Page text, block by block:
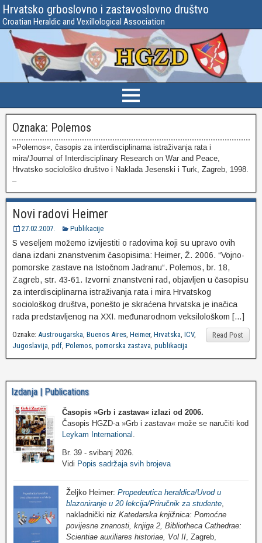
Hrvatsko grboslovno i zastavoslovno društvo
Croatian Heraldic and Vexillological Association
Oznaka: Polemos
»Polemos«, časopis za interdisciplinarna istraživanja rata i
mira/Journal of Interdisciplinary Research on War and Peace,
Hrvatsko sociološko društvo i Naklada Jesenski i Turk, Zagreb, 1998.
–
Novi radovi Heimer
27.02.2007. Publikacije
S veseljem možemo izvijestiti o radovima koji su upravo ovih
dana izdani znanstvenim časopisima: Heimer, Ž. 2006. “Vojno-
pomorske zastave na Istočnom Jadranu“. Polemos, br. 18,
Zagreb, str. 43-61. Izvorni znanstveni rad, objavljen u časopisu
za interdisciplinarna istraživanja rata i mira Hrvatskog
sociološkog društva, ponešto je skraćena hrvatska je inačica
rada predstavljenog na XXI. međunarodnom veksilološkom […]
Read Post
Oznake: Austrougarska, Buenos Aires, Heimer, Hrvatska, ICV,
Jugoslavija, pdf, Polemos, pomorska zastava, publikacija
Izdanja | Publications
Časopis »Grb i zastava« izlazi od 2006.
Časopis HGZD-a »Grb i zastava« može se naručiti kod
Leykam International
Br. 39 - svibanj 2026.
Vidi Popis sadržaja svih brojeva
Željko Heimer: Propedeutica heraldica/Uvod u
blazoniranje u 20 lekcija/Priručnik za studente,
nakladnički niz Katedarska knjižnica: Pomoćne
povijesne znanosti, knjiga 2, Bibliotheca Cathedrae:
Scientiae auxiliares historiae, Vol II, Zagreb,